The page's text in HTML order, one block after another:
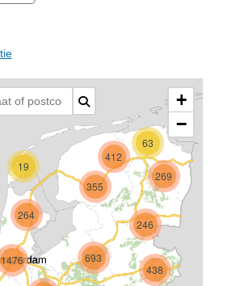
19
63
412
269
355
264
1476 693
246
438
+
−